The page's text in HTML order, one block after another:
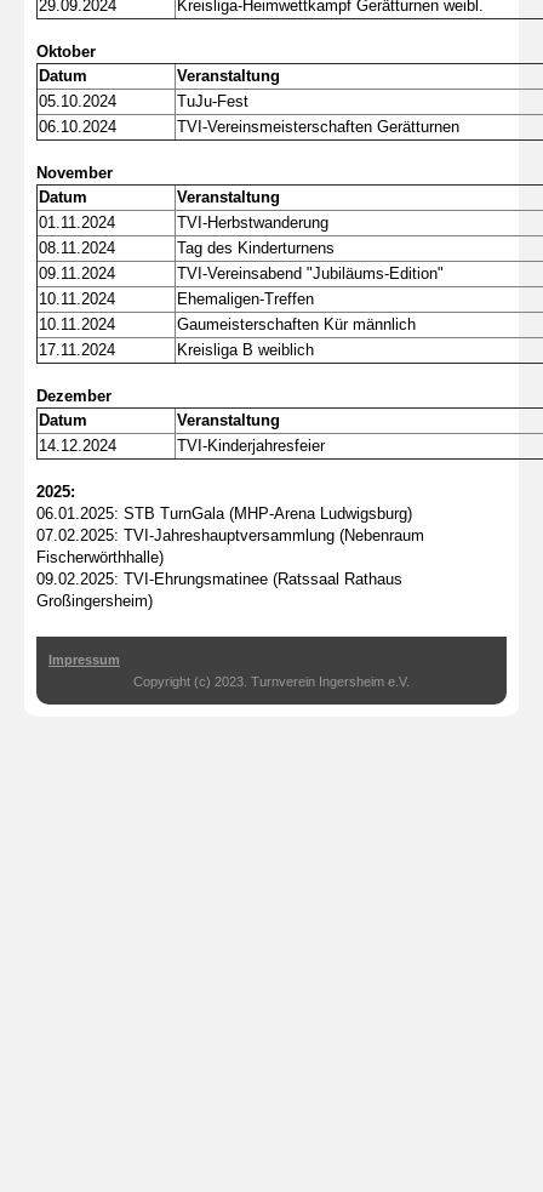
29.09.2024 Kreisliga-Heimwettkampf Gerätturnen weibl.
Oktober
Datum
Veranstaltung
05.10.2024
TuJu-Fest
06.10.2024
TVI-Vereinsmeisterschaften Gerätturnen
November
Datum
Veranstaltung
01.11.2024
TVI-Herbstwanderung
08.11.2024
Tag des Kinderturnens
09.11.2024
TVI-Vereinsabend "Jubiläums-Edition"
10.11.2024
Ehemaligen-Treffen
10.11.2024
Gaumeisterschaften Kür männlich
17.11.2024
Kreisliga B weiblich
Dezember
Datum
Veranstaltung
14.12.2024
TVI-Kinderjahresfeier
2025:
06.01.2025: STB TurnGala (MHP-Arena Ludwigsburg)
07.02.2025: TVI-Jahreshauptversammlung (Nebenraum
Fischerwörthhalle)
09.02.2025: TVI-Ehrungsmatinee (Ratssaal Rathaus
Großingersheim)
Impressum
Copyright (c) 2023. Turnverein Ingersheim e.V.